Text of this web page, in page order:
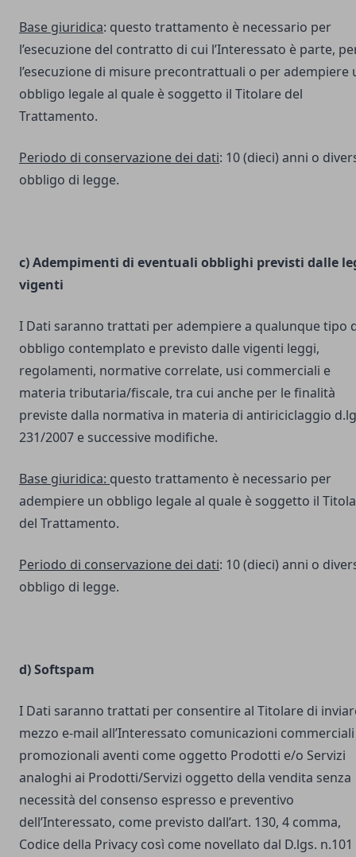
Base giuridica: questo trattamento è necessario per
l’esecuzione del contratto di cui l’Interessato è parte,
l’esecuzione di misure precontrattuali o per adempiere
obbligo legale al quale è soggetto il Titolare del
Trattamento.
Periodo di conservazione dei dati: 10 (dieci) anni o
obbligo di legge.
c) Adempimenti di eventuali obblighi previsti dalle
vigenti
I Dati saranno trattati per adempiere a qualunque tipo
obbligo contemplato e previsto dalle vigenti leggi,
regolamenti, normative correlate, usi commerciali e
materia tributaria/fiscale, tra cui anche per le finalità
previste dalla normativa in materia di antiriciclaggio
231/2007 e successive modifiche.
Base giuridica: questo trattamento è necessario per
adempiere un obbligo legale al quale è soggetto il
del Trattamento.
Periodo di conservazione dei dati: 10 (dieci) anni o
obbligo di legge.
d) Softspam
I Dati saranno trattati per consentire al Titolare di
mezzo e-mail all’Interessato comunicazioni
promozionali aventi come oggetto Prodotti e/o Servizi
analoghi ai Prodotti/Servizi oggetto della vendita senza
necessità del consenso espresso e preventivo
dell’Interessato, come previsto dall’art. 130, 4 comma,
Codice della Privacy così come novellato dal D.lgs. n.101